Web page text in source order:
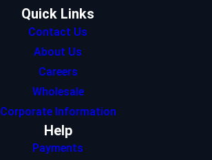
Quick Links
Contact Us
About Us
Careers
Wholesale
Corporate Information
Help
Payments